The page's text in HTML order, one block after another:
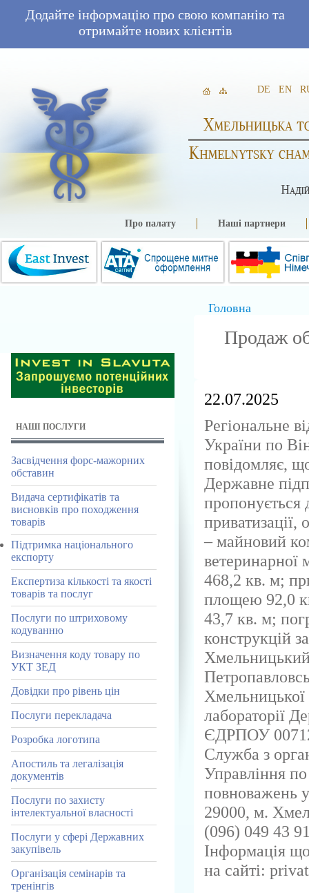
Додайте інформацію про свою компанію та
отримайте нових клієнтів
DE EN
Про палату Наші партнери
Головна
Продаж
22.07.2025
Регіональне
України по
повідомляє,
Державне
пропонується
– майновий
468,2 кв. м;
площею 92,0
43,7 кв. м;
конструкцій
Хмельницької
лабораторії
ЄДРПОУ
Служба з
Управління по
повноважень
29000, м.
(096) 049 43
Інформація
на сайті:
НАШІ ПОСЛУГИ
Засвідчення форс-мажорних
обставин
Видача сертифікатів та
висновків про походження
товарів
Підтримка національного
експорту
Експертиза кількості та якості
товарів та послуг
Послуги по штриховому
кодуванню
Визначення коду товару по
УКТ ЗЕД
Довідки про рівень цін
Послуги перекладача
Розробка логотипа
Апостиль та легалізація
документів
Послуги по захисту
інтелектуальної власності
Послуги у сфері Державних
закупівель
Організація семінарів та
тренінгів